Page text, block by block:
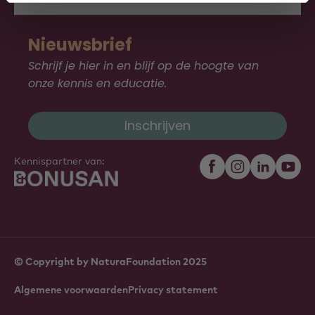
Nieuwsbrief
Schrijf je hier in en blijf op de hoogte van
onze kennis en educatie.
Inschrijven
Kennispartner van:
© Copyright by NaturaFoundation 2025
Algemene voorwaardenPrivacy statement